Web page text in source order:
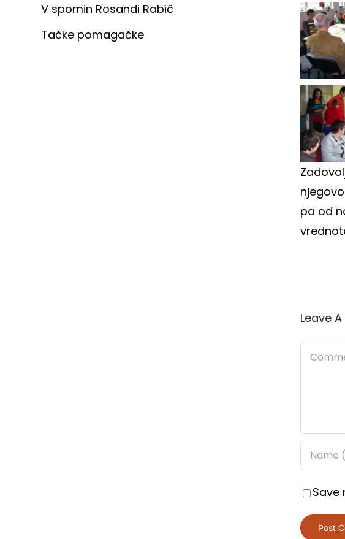
V spomin Rosandi Rabič
Tačke pomagačke
pa od
Leave
Save